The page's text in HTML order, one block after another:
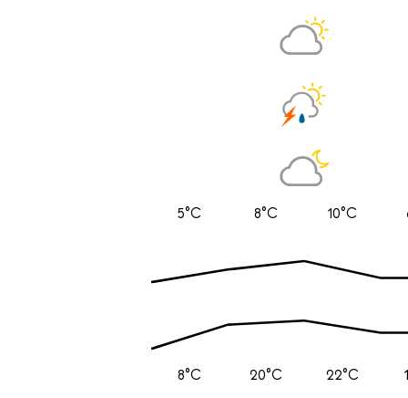
5°C
8°C
8°C
20°C
10°C
22°C